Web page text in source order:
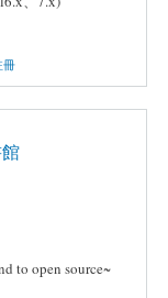
冊
to open source~